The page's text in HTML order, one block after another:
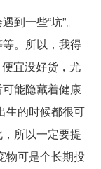
一些“坑”。
。所以，我得
宜没好货，尤
能隐藏着健康
生的时候都很可
所以一定要提
物可是个长期投